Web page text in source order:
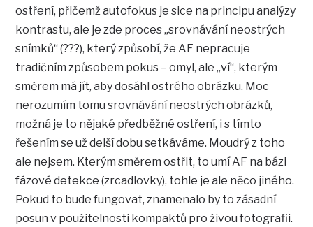
ostření, přičemž autofokus je sice na principu analýzy
kontrastu, ale je zde proces „srovnávání neostrých
snímků“ (???), který způsobí, že AF nepracuje
tradičním způsobem pokus – omyl, ale „ví“, kterým
směrem má jít, aby dosáhl ostrého obrázku. Moc
nerozumím tomu srovnávání neostrých obrázků,
možná je to nějaké předběžné ostření, i s tímto
řešením se už delší dobu setkáváme. Moudrý z toho
ale nejsem. Kterým směrem ostřit, to umí AF na bázi
fázové detekce (zrcadlovky), tohle je ale něco jiného.
Pokud to bude fungovat, znamenalo by to zásadní
posun v použitelnosti kompaktů pro živou fotografii.